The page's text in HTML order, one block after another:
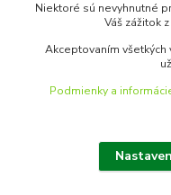
Pondelok-Piatok: 9.00-
objednavky@merkantil-
Niektoré sú nevyhnutné
Váš zážitok
Akceptovaním
Podmienky a